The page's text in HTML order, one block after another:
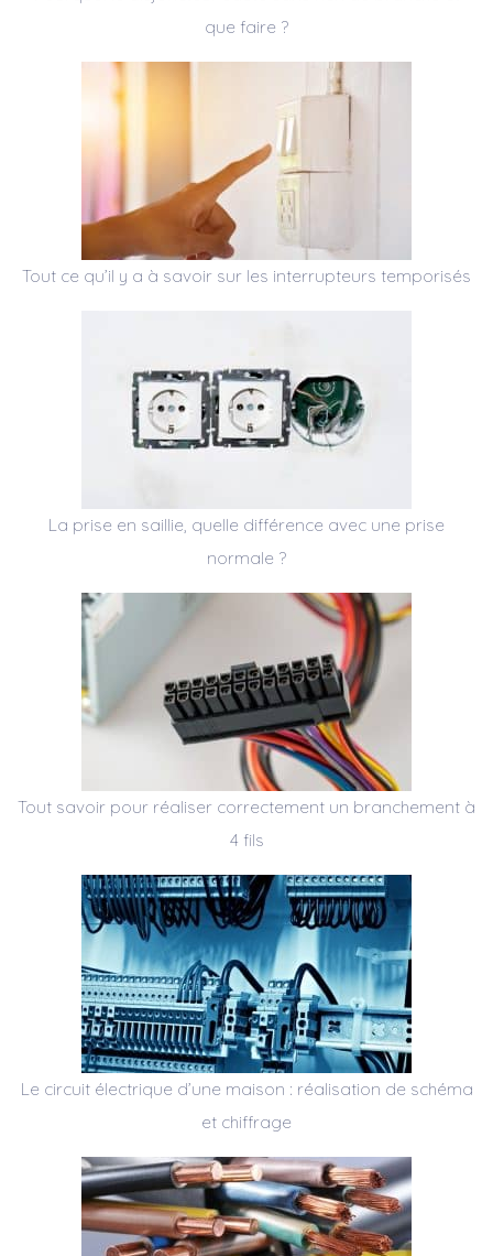
que faire ?
Tout ce qu’il y a à savoir sur les interrupteurs temporisés
La prise en saillie, quelle différence avec une prise
normale ?
Tout savoir pour réaliser correctement un branchement à
4 fils
Le circuit électrique d’une maison : réalisation de schéma
et chiffrage